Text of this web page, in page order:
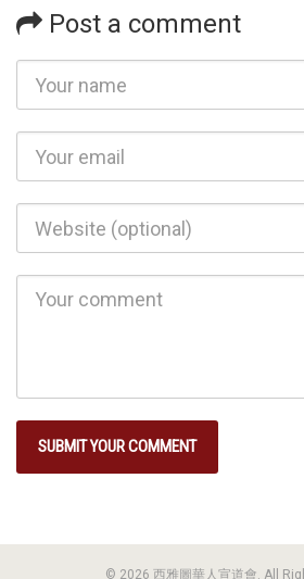
Post a comment
© 2026 西雅圖華人宣道會. All